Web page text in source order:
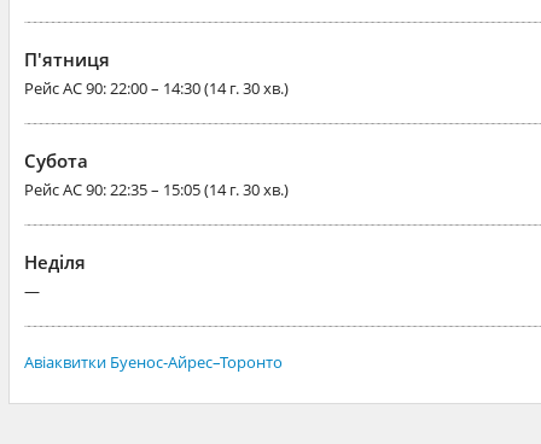
П'ятниця
РейсAC 90: 22:00 – 14:30 (14 г. 30 хв.)
Субота
РейсAC 90: 22:35 – 15:05 (14 г. 30 хв.)
Неділя
—
Авіаквитки Буенос-Айрес–Торонто